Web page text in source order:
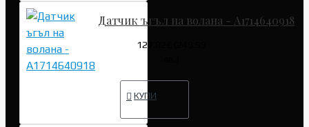
Датчик ъгъл на волана - A1714640918
127.82€ (249.99
КУПИ